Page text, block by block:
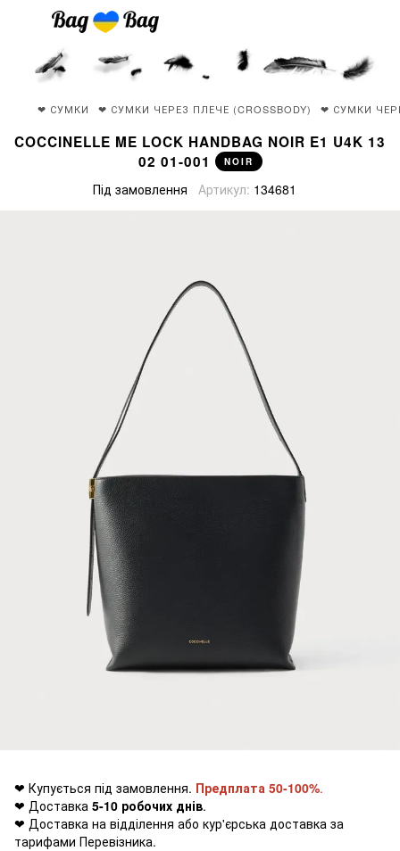
❤ СУМКИ ❤ СУМКИ ЧЕРЕЗ ПЛЕЧЕ (CROSSBODY) ❤ СУМКИ
COCCINELLE ME LOCK HANDBAG NOIR E1 U4K 13
02 01-001
NOIR
Під замовлення Артикул: 134681
❤ Купується під замовлення. Предплата 50-100%.
❤ Доставка 5-10 робочих днів.
❤ Доставка на відділення або кур'єрська доставка за
тарифами Перевізника.